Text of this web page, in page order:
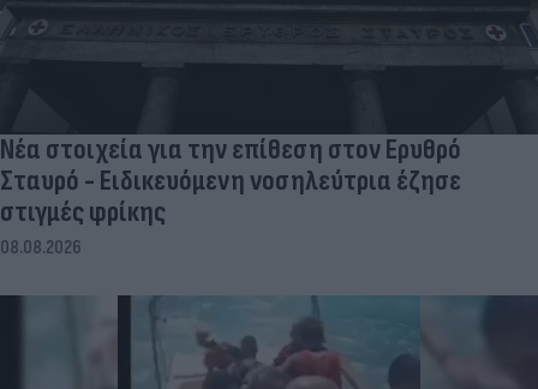
Νέα στοιχεία για την επίθεση στον Ερυθρό
Σταυρό - Ειδικευόμενη νοσηλεύτρια έζησε
στιγμές φρίκης
08.08.2026